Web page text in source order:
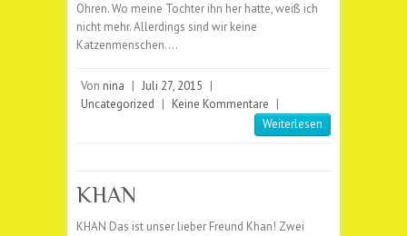
Ohren. Wo meine Tochter ihn her hatte, weiß ich
nicht mehr. Allerdings sind wir keine
Katzenmenschen.…
Von nina | Juli 27, 2015 |
Uncategorized | Keine Kommentare |
Weiterlesen
KHAN
KHAN Das ist unser lieber Freund Khan! Zwei